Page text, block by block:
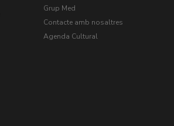
Grup Med
Contacte amb nosaltres
Agenda Cultural